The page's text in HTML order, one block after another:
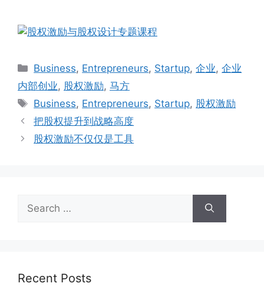
Business, Entrepreneurs, Startup,企业,企业
内部创业, 股权激励, 马方
Business, Entrepreneurs, Startup, 股权激励
把股权提升到战略高度
股权激励不仅仅是工具
Recent Posts